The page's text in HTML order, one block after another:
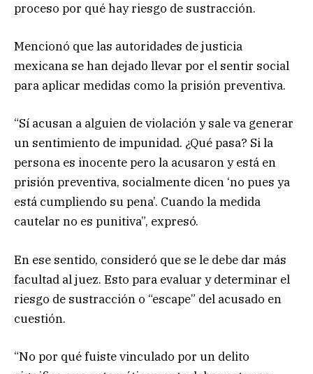
proceso por qué hay riesgo de sustracción.
Mencionó que las autoridades de justicia
mexicana se han dejado llevar por el sentir social
para aplicar medidas como la prisión preventiva.
“Sí acusan a alguien de violación y sale va generar
un sentimiento de impunidad. ¿Qué pasa? Si la
persona es inocente pero la acusaron y está en
prisión preventiva, socialmente dicen ‘no pues ya
está cumpliendo su pena’. Cuando la medida
cautelar no es punitiva”, expresó.
En ese sentido, consideró que se le debe dar más
facultad al juez. Esto para evaluar y determinar el
riesgo de sustracción o “escape” del acusado en
cuestión.
“No por qué fuiste vinculado por un delito